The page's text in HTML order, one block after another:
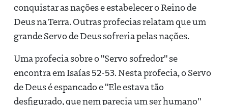
conquistar as nações e estabelecer o Reino de
Deus na Terra. Outras profecias relatam que um
grande Servo de Deus sofreria pelas nações.
Uma profecia sobre o "Servo sofredor" se
encontra em Isaías 52-53. Nesta profecia, o Servo
de Deus é espancado e "Ele estava tão
desfigurado, que nem parecia um ser humano"